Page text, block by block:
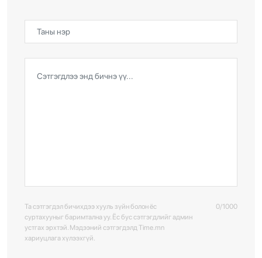
Та сэтгэгдэл бичихдээ хууль зүйн болон ёс
суртахууныг баримтална уу. Ёс бус сэтгэгдлийг админ
устгах эрхтэй. Мэдээний сэтгэгдэлд Time.mn
хариуцлага хүлээхгүй.
0/1000